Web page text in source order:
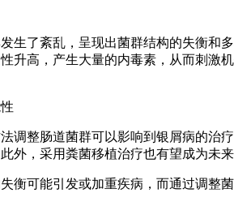
生了紊乱，呈现出菌群结构的失衡和多
升高，产生大量的内毒素，从而刺激
调整肠道菌群可以影响到银屑病的治
外，采用粪菌移植治疗也有望成为未
衡可能引发或加重疾病，而通过调整